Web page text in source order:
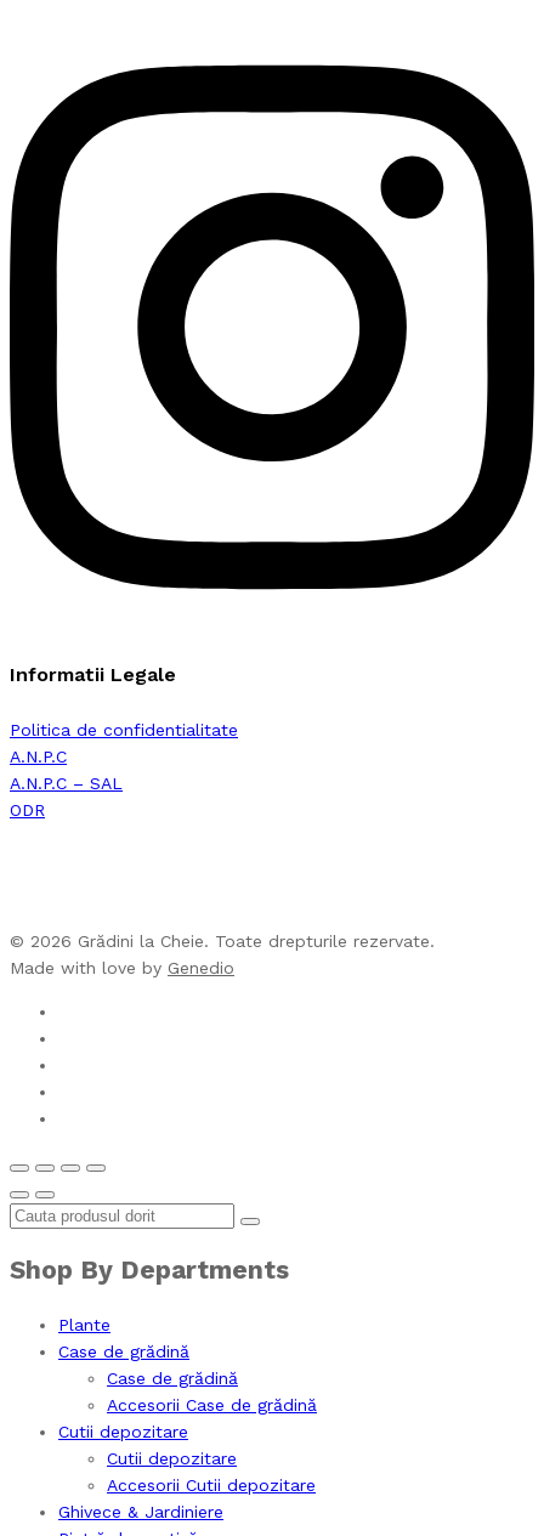
Informatii Legale
Politica de confidentialitate
A.N.P.C
A.N.P.C – SAL
ODR
© 2026 Grădini la Cheie. Toate drepturile rezervate.
Made with love by Genedio
Shop By Departments
Plante
Case de grădină
Case de grădină
Accesorii Case de grădină
Cutii depozitare
Cutii depozitare
Accesorii Cutii depozitare
Ghivece & Jardiniere